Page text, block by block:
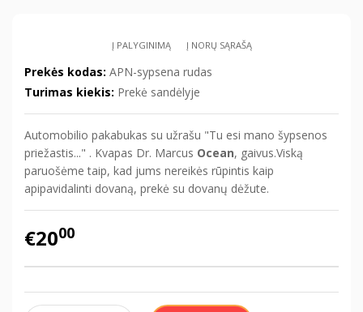
Į PALYGINIMĄ Į NORŲ SĄRAŠĄ
Prekės kodas: APN-sypsena rudas
Turimas kiekis: Prekė sandėlyje
Automobilio pakabukas su užrašu "Tu esi mano šypsenos
priežastis..." . Kvapas Dr. Marcus Ocean, gaivus.Viską
paruošėme taip, kad jums nereikės rūpintis kaip
apipavidalinti dovaną, prekė su dovanų dėžute.
€2000